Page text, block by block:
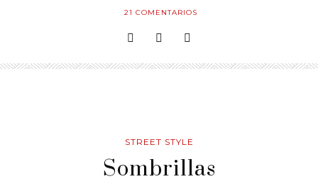
21 COMENTARIOS
STREET STYLE
Sombrillas